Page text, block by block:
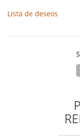
Lista de deseos